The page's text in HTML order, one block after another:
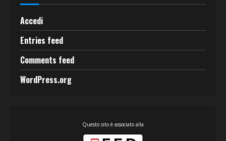
Accedi
Entries feed
Comments feed
WordPress.org
Questo sito è associato alla